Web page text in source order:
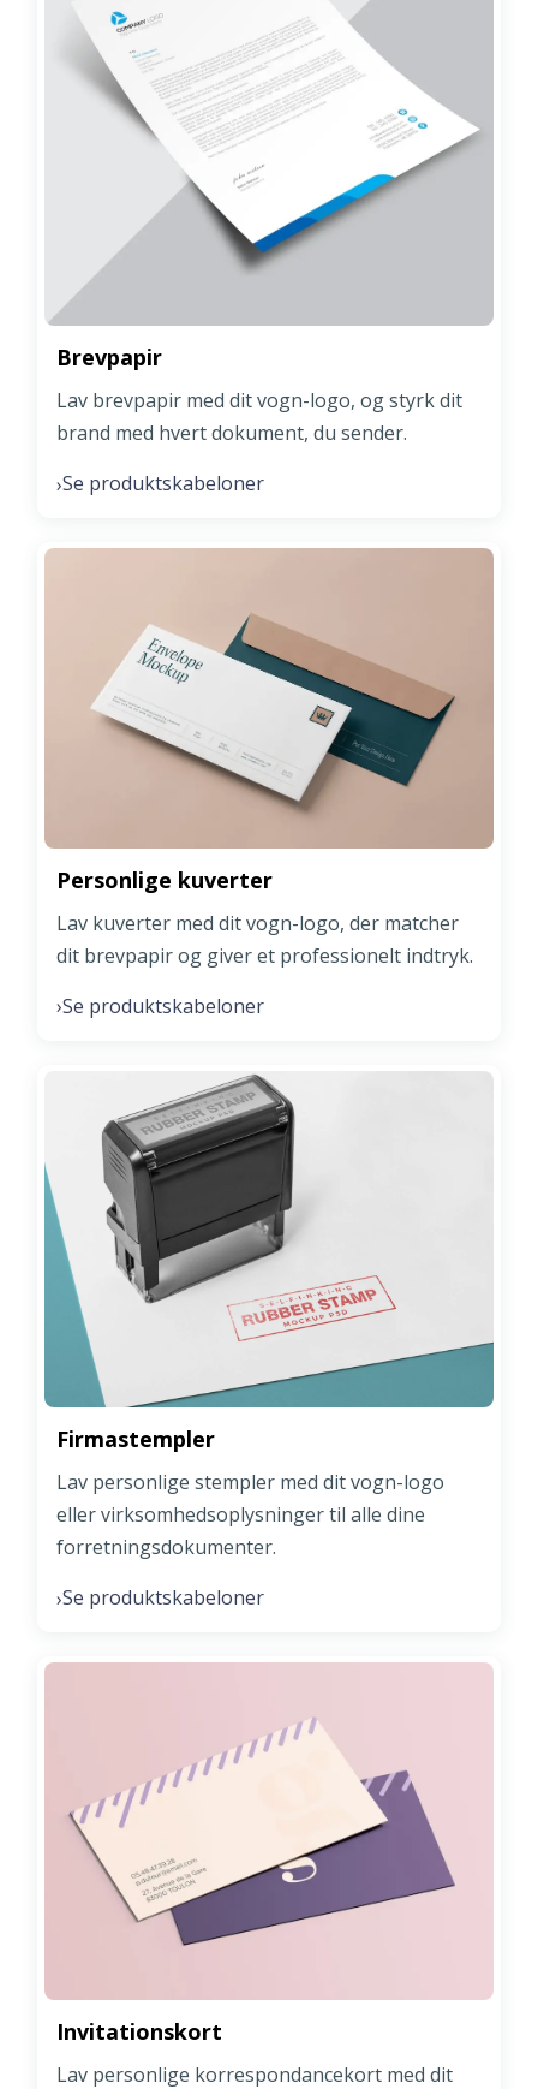
Brevpapir
Lav brevpapir med dit vogn-logo, og styrk dit
brand med hvert dokument, du sender.
›Se produktskabeloner
Personlige kuverter
Lav kuverter med dit vogn-logo, der matcher
dit brevpapir og giver et professionelt indtryk.
›Se produktskabeloner
Firmastempler
Lav personlige stempler med dit vogn-logo
eller virksomhedsoplysninger til alle dine
forretningsdokumenter.
›Se produktskabeloner
Invitationskort
Lav personlige korrespondancekort med dit